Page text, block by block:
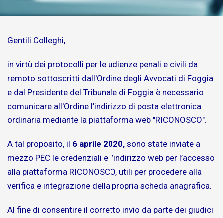
Gentili Colleghi,
in virtù dei protocolli per le udienze penali e civili da
remoto sottoscritti dall'Ordine degli Avvocati di Foggia
e dal Presidente del Tribunale di Foggia è necessario
comunicare all'Ordine l'indirizzo di posta elettronica
ordinaria mediante la piattaforma web "RICONOSCO".
A tal proposito, il 6 aprile 2020, sono state inviate a
mezzo PEC le credenziali e l’indirizzo web per l’accesso
alla piattaforma RICONOSCO, utili per procedere alla
verifica e integrazione della propria scheda anagrafica.
Al fine di consentire il corretto invio da parte dei giudici